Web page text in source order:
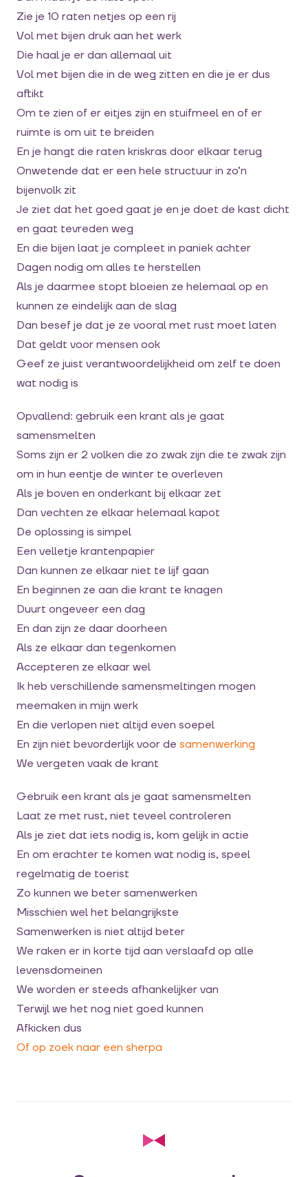
Zie je 10 raten netjes op een rij
Vol met bijen druk aan het werk
Die haal je er dan allemaal uit
Vol met bijen die in de weg zitten en die je er dus
aftikt
Om te zien of er eitjes zijn en stuifmeel en of er
ruimte is om uit te breiden
En je hangt die raten kriskras door elkaar terug
Onwetende dat er een hele structuur in zo’n
bijenvolk zit
Je ziet dat het goed gaat je en je doet de kast dicht
en gaat tevreden weg
En die bijen laat je compleet in paniek achter
Dagen nodig om alles te herstellen
Als je daarmee stopt bloeien ze helemaal op en
kunnen ze eindelijk aan de slag
Dan besef je dat je ze vooral met rust moet laten
Dat geldt voor mensen ook
Geef ze juist verantwoordelijkheid om zelf te doen
wat nodig is
Opvallend: gebruik een krant als je gaat
samensmelten
Soms zijn er 2 volken die zo zwak zijn die te zwak zijn
om in hun eentje de winter te overleven
Als je boven en onderkant bij elkaar zet
Dan vechten ze elkaar helemaal kapot
De oplossing is simpel
Een velletje krantenpapier
Dan kunnen ze elkaar niet te lijf gaan
En beginnen ze aan die krant te knagen
Duurt ongeveer een dag
En dan zijn ze daar doorheen
Als ze elkaar dan tegenkomen
Accepteren ze elkaar wel
Ik heb verschillende samensmeltingen mogen
meemaken in mijn werk
En die verlopen niet altijd even soepel
En zijn niet bevorderlijk voor de samenwerking
We vergeten vaak de krant
Gebruik een krant als je gaat samensmelten
Laat ze met rust, niet teveel controleren
Als je ziet dat iets nodig is, kom gelijk in actie
En om erachter te komen wat nodig is, speel
regelmatig de toerist
Zo kunnen we beter samenwerken
Misschien wel het belangrijkste
Samenwerken is niet altijd beter
We raken er in korte tijd aan verslaafd op alle
levensdomeinen
We worden er steeds afhankelijker van
Terwijl we het nog niet goed kunnen
Afkicken dus
Of op zoek naar een sherpa